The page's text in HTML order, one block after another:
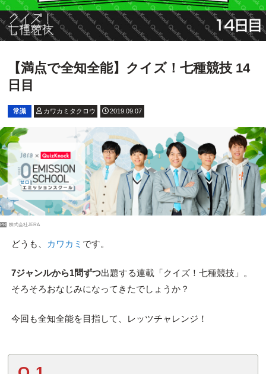
【満点で全知全能】クイズ！七種競技 14
日目
常識 カワカミタクロウ 2019.09.07
PR 株式会社JERA
どうも、 カワカミ です。
7ジャンルから1問ずつ出題する連載「クイズ！七種競技」。
そろそろおなじみになってきたでしょうか？
今回も全知全能を目指して、レッツチャレンジ！